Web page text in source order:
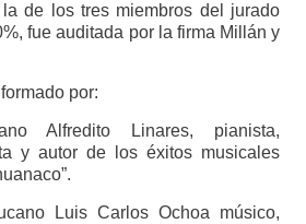
de los tres miembros del jurado
fue auditada por la firma Millán y
por:
Alfredito Linares, pianista,
y autor de los éxitos musicales
Luis Carlos Ochoa músico,